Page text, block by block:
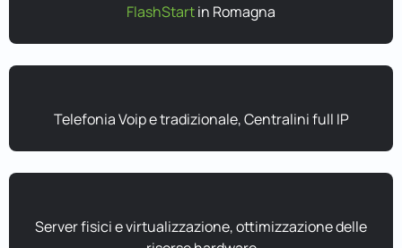
FlashStartin Romagna
Telefonia Voip e tradizionale, Centralini full IP
Server fisici e virtualizzazione, ottimizzazione delle